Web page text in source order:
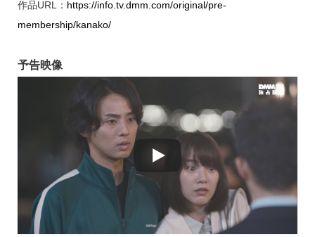
作品URL： https://info.tv.dmm.com/original/pre-
membership/kanako/
予告映像